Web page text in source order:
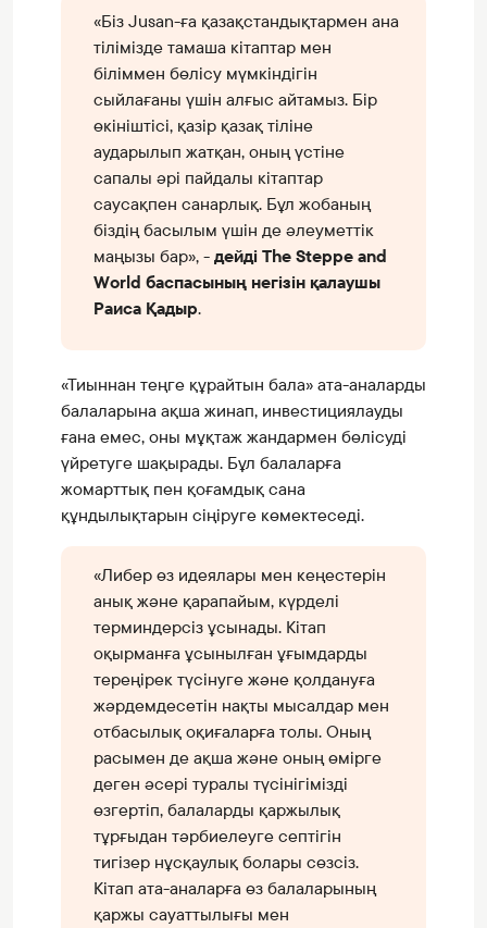
«Біз Jusan-ға қазақстандықтармен ана
тілімізде тамаша кітаптар мен
біліммен бөлісу мүмкіндігін
сыйлағаны үшін алғыс айтамыз. Бір
өкініштісі, қазір қазақ тіліне
аударылып жатқан, оның үстіне
сапалы әрі пайдалы кітаптар
саусақпен санарлық. Бұл жобаның
біздің басылым үшін де әлеуметтік
маңызы бар», -дейді The Steppe and
World баспасының негізін қалаушы
Раиса Қадыр.
«Тиыннан теңге құрайтын бала» ата-аналарды
балаларына ақша жинап, инвестициялауды
ғана емес, оны мұқтаж жандармен бөлісуді
үйретуге шақырады. Бұл балаларға
жомарттық пен қоғамдық сана
құндылықтарын сіңіруге көмектеседі.
«Либер өз идеялары мен кеңестерін
анық және қарапайым, күрделі
терминдерсіз ұсынады. Кітап
оқырманға ұсынылған ұғымдарды
тереңірек түсінуге және қолдануға
жәрдемдесетін нақты мысалдар мен
отбасылық оқиғаларға толы. Оның
расымен де ақша және оның өмірге
деген әсері туралы түсінігімізді
өзгертіп, балаларды қаржылық
тұрғыдан тәрбиелеуге септігін
тигізер нұсқаулық болары сөзсіз.
Кітап ата-аналарға өз балаларының
қаржы сауаттылығы мен